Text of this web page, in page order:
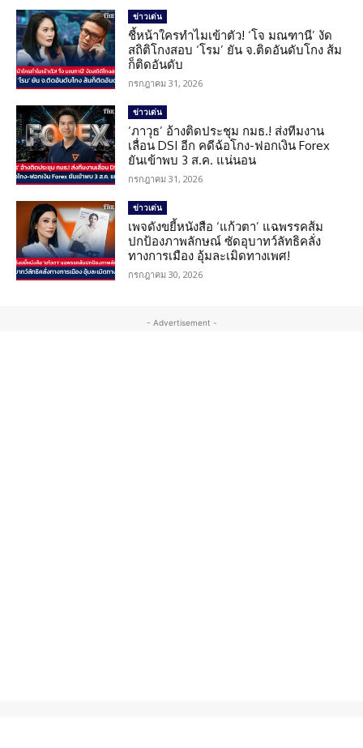
ข่าวเด่น
ชี้หน้าใครทำไมเข้าตัว! ‘โจ มณฑานี’ งัด
สถิติโกงสอบ ‘โรม’ ยัน จ.ติดอันดับโกง ส้ม
ก็ติดอันดับ
กรกฎาคม 31, 2026
ข่าวเด่น
‘ภาวุธ’ อ้างติดประชุม กมธ.! ส่งทีมงาน
เลื่อน DSI อีก คดีฉ้อโกง-ฟอกเงิน Forex
ยันเข้าพบ 3 ส.ค. แน่นอน
กรกฎาคม 31, 2026
ข่าวเด่น
เพจดังขยี้หนังสือ ‘แก้วตา’ แฉพรรคส้ม
ปกป้องภาพลักษณ์ ซัดอุบาทว์ลัทธิคลั่ง
ทางการเมือง อุ้มละเมิดทางเพศ!
กรกฎาคม 30, 2026
- Advertisement -